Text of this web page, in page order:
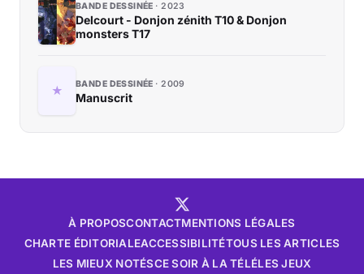
BANDE DESSINÉE 2023
Delcourt - Donjon zénith T10 & Donjon
monsters T17
BANDE DESSINÉE 2009
Manuscrit
À PROPOSCONTACTMENTIONS LÉGALES
CHARTE ÉDITORIALEACCESSIBILITÉTOUS LES ARTICLES
LES MIEUX NOTÉSCE SOIR À LA TÉLÉLES JEUX